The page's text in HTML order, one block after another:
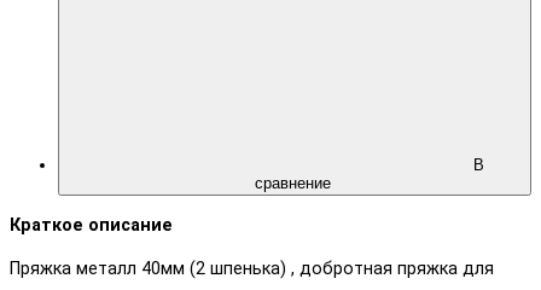
В
сравнение
Краткое описание
Пряжка металл 40мм (2 шпенька) , добротная пряжка для